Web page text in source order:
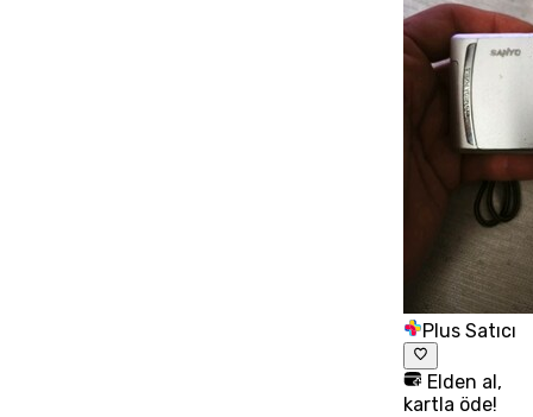
Plus Satıcı
Elden al,
kartla öde!